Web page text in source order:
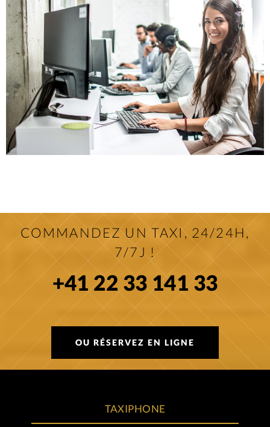
COMMANDEZ UN TAXI, 24/24H,
7/7J !
+41 22 33 141 33
OU RÉSERVEZ EN LIGNE
TAXIPHONE